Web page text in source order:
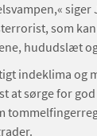
siger
som
hududslæt
indeklima og
at sørge for